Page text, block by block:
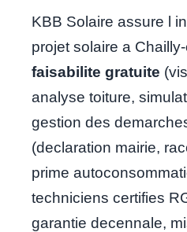
KBB Solaire assure l
projet solaire a
faisabilite gratuite
analyse toiture,
gestion des
(declaration mairie,
prime
techniciens certifies
garantie decennale,